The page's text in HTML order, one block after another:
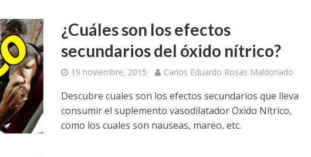
¿Cuáles son los efectos
secundarios del óxido nítrico?
19 noviembre, 2015 Carlos Eduardo Rosas Maldonado
Descubre cuales son los efectos secundarios que lleva
consumir el suplemento vasodilatador Oxido Nítrico,
como los cuales son nauseas, mareo, etc.